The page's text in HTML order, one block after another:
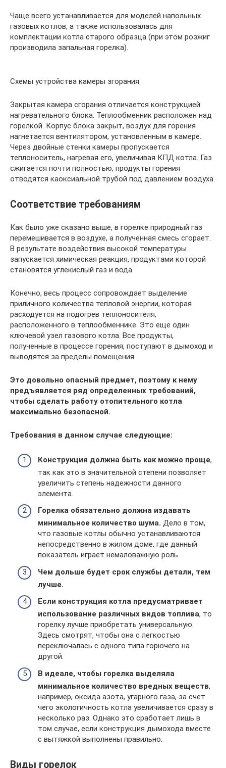
Чаще всего устанавливается для моделей напольных
газовых котлов, а также использовалась для
комплектации котла старого образца (при этом розжиг
производила запальная горелка).
Схемы устройства камеры згорания
Закрытая камера сгорания отличается конструкцией
нагревательного блока. Теплообменник расположен над
горелкой. Корпус блока закрыт, воздух для горения
нагнетается вентилятором, установленным в камере.
Через двойные стенки камеры пропускается
теплоноситель, нагревая его, увеличивая КПД котла. Газ
сжигается почти полностью, продукты горения
отводятся каоксиальной трубой под давлением воздуха.
Соответствие требованиям
Как было уже сказано выше, в горелке природный газ
перемешивается в воздухе, а полученная смесь сгорает.
В результате воздействия высокой температуры
запускается химическая реакция, продуктами которой
становятся углекислый газ и вода.
Конечно, весь процесс сопровождает выделение
приличного количества тепловой энергии, которая
расходуется на подогрев теплоносителя,
расположенного в теплообменнике. Это еще один
ключевой узел газового котла. Все продукты,
полученные в процессе горения, поступают в дымоход и
выводятся за пределы помещения.
Это довольно опасный предмет, поэтому к нему
предъявляется ряд определенных требований,
чтобы сделать работу отопительного котла
максимально безопасной.
Требования в данном случае следующие:
Конструкция должна быть как можно проще,
так как это в значительной степени позволяет
увеличить степень надежности данного
элемента.
Горелка обязательно должна издавать
минимальное количество шума. Дело в том,
что газовые котлы обычно устанавливаются
непосредственно в жилом доме, где данный
показатель играет немаловажную роль.
Чем дольше будет срок службы детали, тем
лучше.
Если конструкция котла предусматривает
использование различных видов топлива, то
горелку лучше приобретать универсальную.
Здесь смотрят, чтобы она с легкостью
переключалась с одного типа горючего на
другой.
В идеале, чтобы горелка выделяла
минимальное количество вредных веществ,
например, оксида азота, угарного газа, за счет
чего экологичность котла увеличивается сразу в
несколько раз. Однако это сработает лишь в
том случае, если конструкция дымохода вместе
с вытяжкой выполнены правильно.
Виды горелок